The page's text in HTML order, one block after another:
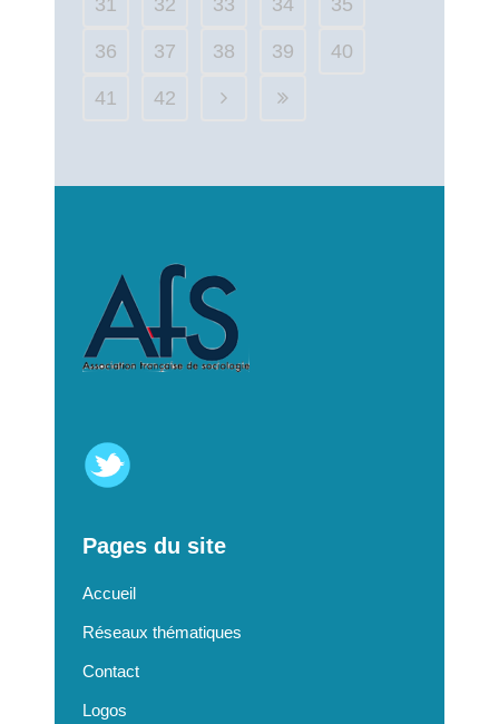
36 37 38 39 40
41 42
Pages du site
Accueil
Réseaux thématiques
Contact
Logos